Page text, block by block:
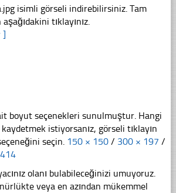
isimli görseli indirebilirsiniz. Tam
tıklayınız.
]
boyut seçenekleri sunulmuştur. Hangi
istiyorsanız, görseli tıklayın
seçin. 150 × 150 / 300 × 197 /
olanı bulabileceğinizi umuyoruz.
veya en azından mükemmel